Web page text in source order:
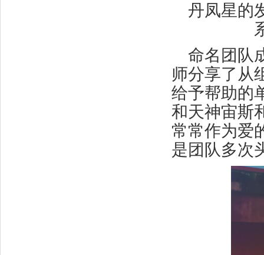
丹凤星的
命名团队
师分享了从
给予帮助的
和天神宙斯
常常作为爱
是团队多次